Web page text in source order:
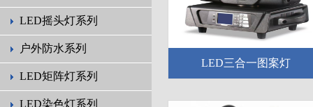
LED摇头灯系列
户外防水系列
LED矩阵灯系列
LED染色灯系列
LED三合一图案灯